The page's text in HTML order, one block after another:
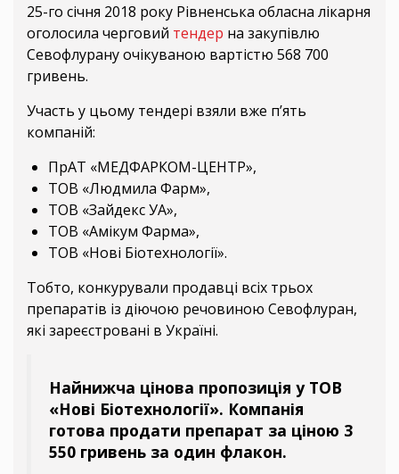
25-го січня 2018 року Рівненська обласна лікарня
оголосила черговий тендер на закупівлю
Севофлурану очікуваною вартістю 568 700
гривень.
Участь у цьому тендері взяли вже п’ять
компаній:
ПрАТ «МЕДФАРКОМ-ЦЕНТР»,
ТОВ «Людмила Фарм»,
ТОВ «Зайдекс УА»,
ТОВ «Амікум Фарма»,
ТОВ «Нові Біотехнології».
Тобто, конкурували продавці всіх трьох
препаратів із діючою речовиною Севофлуран,
які зареєстровані в Україні.
Найнижча цінова пропозиція у ТОВ
«Нові Біотехнології». Компанія
готова продати препарат за ціною 3
550 гривень за один флакон.